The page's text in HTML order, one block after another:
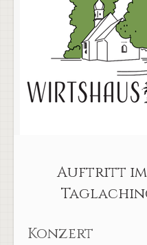
Auftritt im
Taglaching
Konzert